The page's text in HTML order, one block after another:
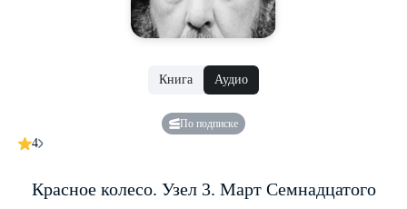
Книга Аудио
По подписке
4
Красное колесо. Узел 3. Март Семнадцатого